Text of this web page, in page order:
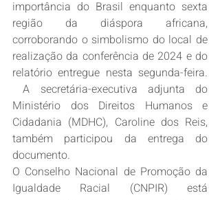
importância do Brasil enquanto sexta
região da diáspora africana,
corroborando o simbolismo do local de
realização da conferência de 2024 e do
relatório entregue nesta segunda-feira.
A secretária-executiva adjunta do
Ministério dos Direitos Humanos e
Cidadania (MDHC), Caroline dos Reis,
também participou da entrega do
documento.
O Conselho Nacional de Promoção da
Igualdade Racial (CNPIR) está